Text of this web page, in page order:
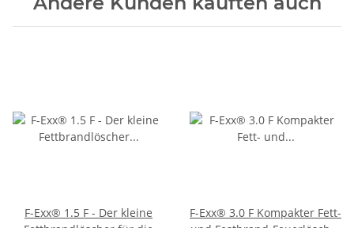
F-Exx® 1.5 F - Der kleine
F-Exx® 3.0 F Kompakter Fett-